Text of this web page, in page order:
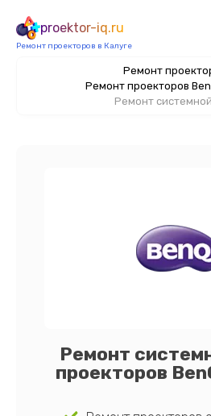
proektor-iq.ru
Ремонт проекторов в Калуге
Ремонт
Ремонт проекторов
Ремонт
Ремонт
проекторов